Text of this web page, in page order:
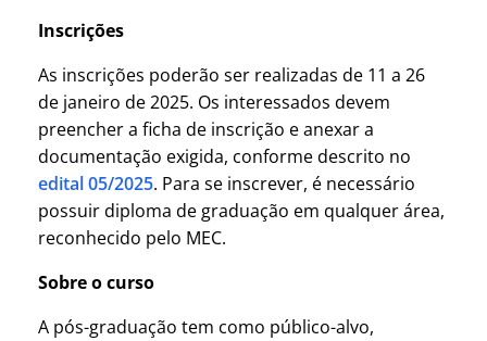
Inscrições
As inscrições poderão ser realizadas de 11 a 26
de janeiro de 2025. Os interessados devem
preencher a ficha de inscrição e anexar a
documentação exigida, conforme descrito no
edital 05/2025. Para se inscrever, é necessário
possuir diploma de graduação em qualquer área,
reconhecido pelo MEC.
Sobre o curso
A pós-graduação tem como público-alvo,